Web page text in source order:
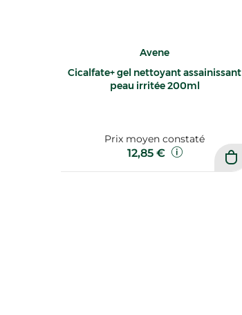
Avene
Cicalfate+ gel nettoyant assainissant
peau irritée 200ml
Prix moyen constaté
12,85 €